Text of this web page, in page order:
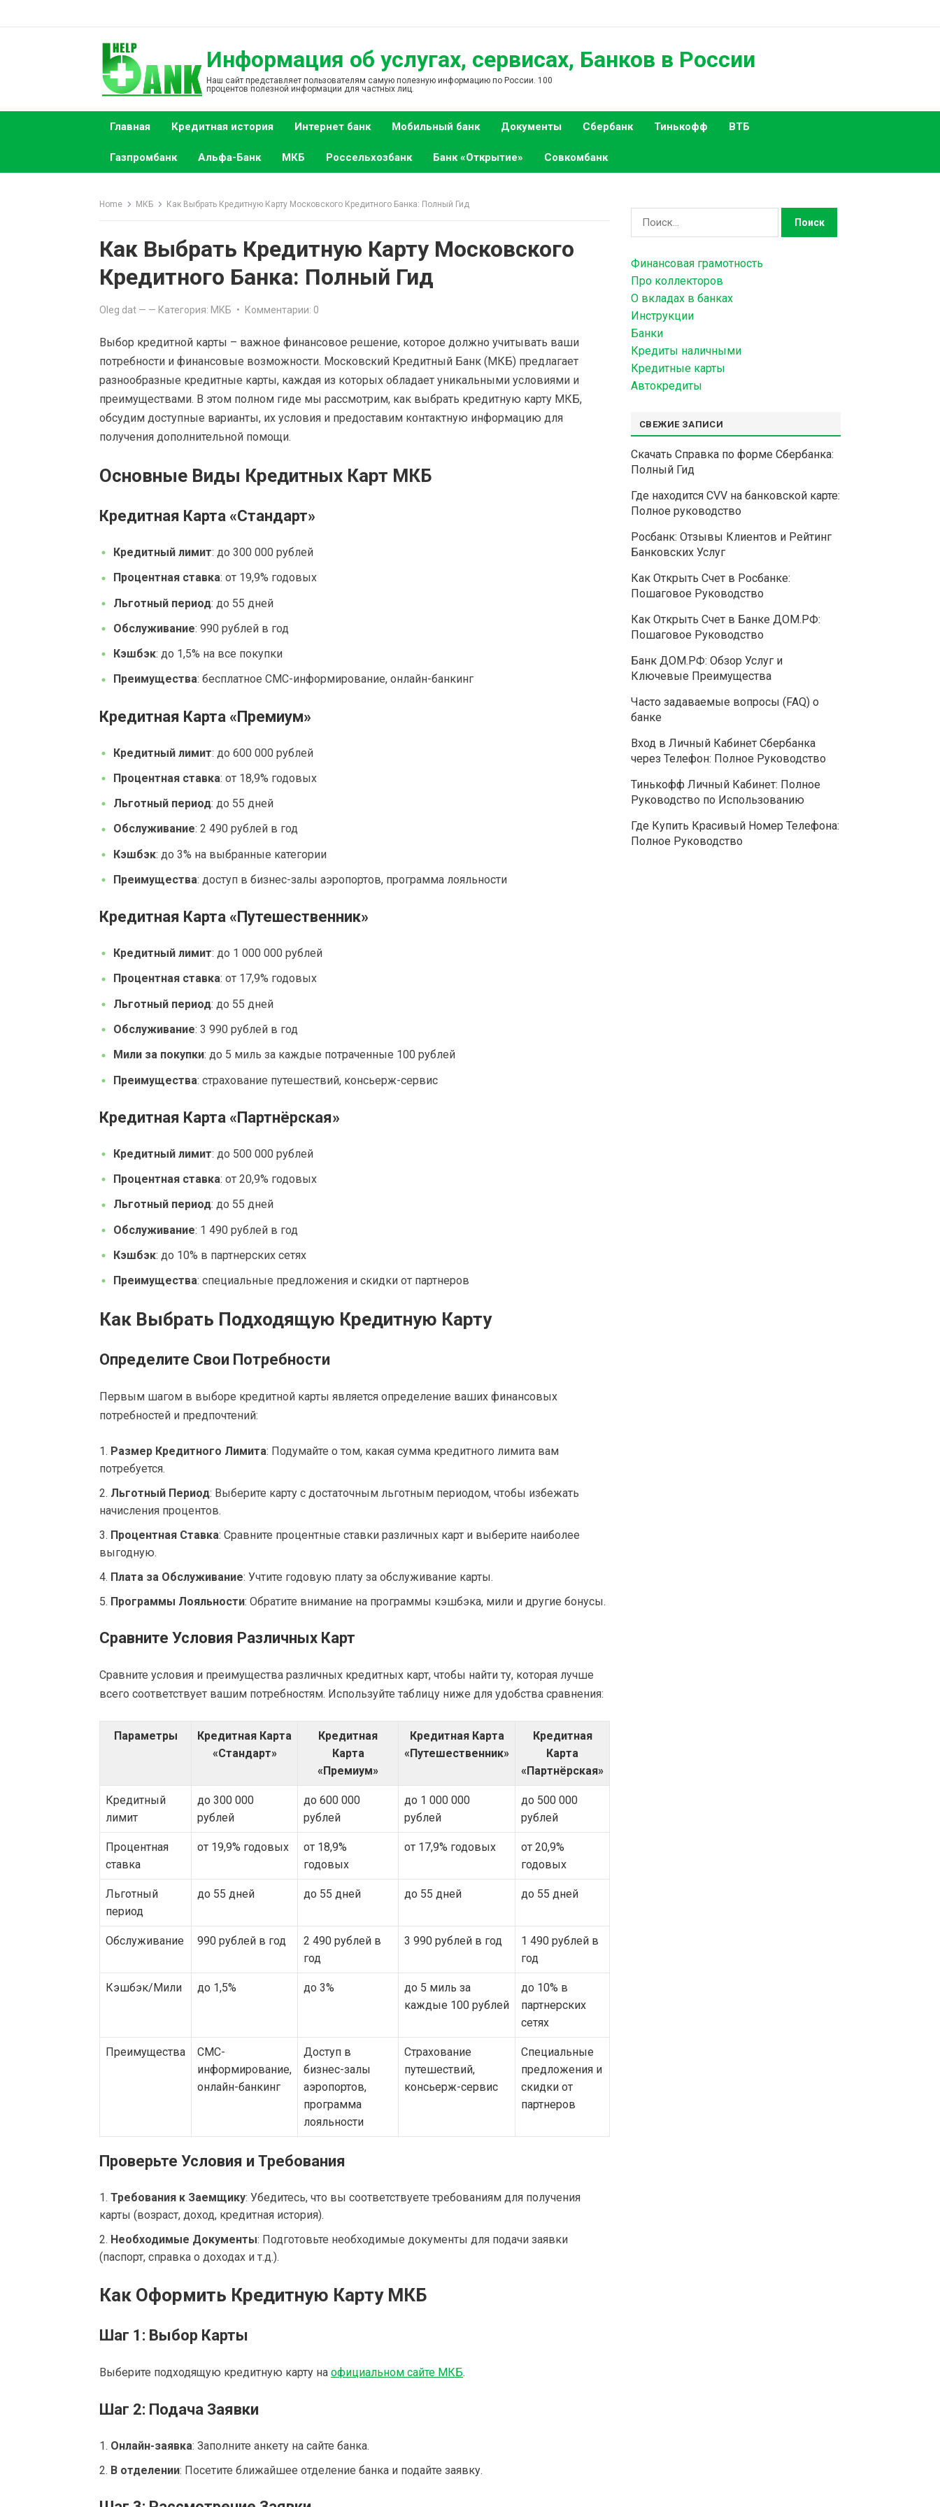
c
Информация об услугах, сервисах, Банков в России
Наш сайт представляет пользователям самую полезную информацию по России. 100
процентов полезной информации для частных лиц.
Главная Кредитная история Интернет банк Мобильный банк Документы Сбербанк Тинькофф ВТБ
Газпромбанк Альфа-Банк МКБ Россельхозбанк Банк «Открытие» Совкомбанк
Home МКБ Как Выбрать Кредитную Карту Московского Кредитного Банка: Полный Гид
Как Выбрать Кредитную Карту Московского
Кредитного Банка: Полный Гид
Oleg dat — — Категория: МКБ • Комментарии: 0
Выбор кредитной карты – важное финансовое решение, которое должно учитывать ваши
потребности и финансовые возможности. Московский Кредитный Банк (МКБ) предлагает
разнообразные кредитные карты, каждая из которых обладает уникальными условиями и
преимуществами. В этом полном гиде мы рассмотрим, как выбрать кредитную карту МКБ,
обсудим доступные варианты, их условия и предоставим контактную информацию для
получения дополнительной помощи.
Основные Виды Кредитных Карт МКБ
Кредитная Карта «Стандарт»
Кредитный лимит: до 300 000 рублей
Процентная ставка: от 19,9% годовых
Льготный период: до 55 дней
Обслуживание: 990 рублей в год
Кэшбэк: до 1,5% на все покупки
Преимущества: бесплатное СМС-информирование, онлайн-банкинг
Кредитная Карта «Премиум»
Кредитный лимит: до 600 000 рублей
Процентная ставка: от 18,9% годовых
Льготный период: до 55 дней
Обслуживание: 2 490 рублей в год
Кэшбэк: до 3% на выбранные категории
Преимущества: доступ в бизнес-залы аэропортов, программа лояльности
Кредитная Карта «Путешественник»
Кредитный лимит: до 1 000 000 рублей
Процентная ставка: от 17,9% годовых
Льготный период: до 55 дней
Обслуживание: 3 990 рублей в год
Мили за покупки: до 5 миль за каждые потраченные 100 рублей
Преимущества: страхование путешествий, консьерж-сервис
Кредитная Карта «Партнёрская»
Кредитный лимит: до 500 000 рублей
Процентная ставка: от 20,9% годовых
Льготный период: до 55 дней
Обслуживание: 1 490 рублей в год
Кэшбэк: до 10% в партнерских сетях
Преимущества: специальные предложения и скидки от партнеров
Как Выбрать Подходящую Кредитную Карту
Определите Свои Потребности
Первым шагом в выборе кредитной карты является определение ваших финансовых
потребностей и предпочтений:
Размер Кредитного Лимита: Подумайте о том, какая сумма кредитного лимита вам
потребуется.
Льготный Период: Выберите карту с достаточным льготным периодом, чтобы избежать
начисления процентов.
Процентная Ставка: Сравните процентные ставки различных карт и выберите наиболее
выгодную.
Плата за Обслуживание: Учтите годовую плату за обслуживание карты.
Программы Лояльности: Обратите внимание на программы кэшбэка, мили и другие бонусы.
Сравните Условия Различных Карт
Сравните условия и преимущества различных кредитных карт, чтобы найти ту, которая лучше
всего соответствует вашим потребностям. Используйте таблицу ниже для удобства сравнения:
Параметры
Кредитная Карта
«Стандарт»
Кредитная
Карта
«Премиум»
Кредитная Карта
«Путешественник»
Кредитная
Карта
«Партнёрская»
Кредитный
лимит
до 300 000
рублей
до 600 000
рублей
до 1 000 000
рублей
до 500 000
рублей
Процентная
ставка
от 19,9% годовых
от 18,9%
годовых
от 17,9% годовых
от 20,9%
годовых
Льготный
период
до 55 дней до 55 дней до 55 дней до 55 дней
Обслуживание 990 рублей в год
2 490 рублей в
год
3 990 рублей в год
1 490 рублей в
год
Кэшбэк/Мили до 1,5% до 3%
до 5 миль за
каждые 100 рублей
до 10% в
партнерских
сетях
Преимущества
СМС-
информирование,
онлайн-банкинг
Доступ в
бизнес-залы
аэропортов,
программа
лояльности
Страхование
путешествий,
консьерж-сервис
Специальные
предложения и
скидки от
партнеров
Проверьте Условия и Требования
Требования к Заемщику: Убедитесь, что вы соответствуете требованиям для получения
карты (возраст, доход, кредитная история).
Необходимые Документы: Подготовьте необходимые документы для подачи заявки
(паспорт, справка о доходах и т.д.).
Как Оформить Кредитную Карту МКБ
Шаг 1: Выбор Карты
Выберите подходящую кредитную карту на официальном сайте МКБ.
Шаг 2: Подача Заявки
Онлайн-заявка: Заполните анкету на сайте банка.
В отделении: Посетите ближайшее отделение банка и подайте заявку.
а
т
и
:
Финансовая грамотность
Про коллекторов
О вкладах в банках
Инструкции
Банки
Кредиты наличными
Кредитные карты
Автокредиты
СВЕЖИЕ ЗАПИСИ
Скачать Справка по форме Сбербанка:
Полный Гид
Где находится CVV на банковской карте:
Полное руководство
Росбанк: Отзывы Клиентов и Рейтинг
Банковских Услуг
Как Открыть Счет в Росбанке:
Пошаговое Руководство
Как Открыть Счет в Банке ДОМ.РФ:
Пошаговое Руководство
Банк ДОМ.РФ: Обзор Услуг и
Ключевые Преимущества
Часто задаваемые вопросы (FAQ) о
банке
Вход в Личный Кабинет Сбербанка
через Телефон: Полное Руководство
Тинькофф Личный Кабинет: Полное
Руководство по Использованию
Где Купить Красивый Номер Телефона:
Полное Руководство